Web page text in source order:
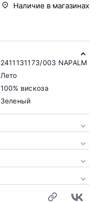
Наличие в магазинах
2411131173/003 NAPALM
Лето
100% вискоза
Зеленый